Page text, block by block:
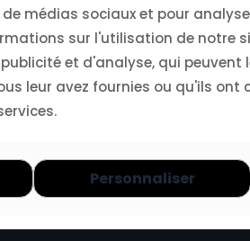
médias sociaux et pour
sur l'utilisation de notre
et d'analyse, qui peuvent
leur avez fournies ou qu'ils ont
Personnaliser